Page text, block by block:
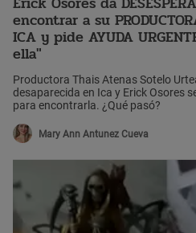
encontrar a su
ICA y pide AYUDA
ella"
Productora Thais Atenas Sotelo
desaparecida en Ica y Erick Osores
para encontrarla. ¿Qué pasó?
Mary Ann Antunez Cueva